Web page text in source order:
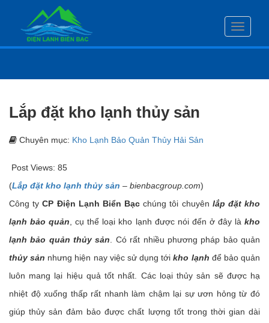
Toggle
Lắp đặt kho lạnh thủy sản
Chuyên mục: Kho Lạnh Bảo Quản Thủy Hải Sản
Post Views: 85
(Lắp đặt kho lạnh thủy sản – bienbacgroup.com)
Công tyCP Điện Lạnh Biển Bạc chúng tôi chuyên lắp đặt kho
lạnh bảo quản , cụ thể loại kho lạnh được nói đến ở đây làkho
lạnh bảo quản thủy sản . Có rất nhiều phương pháp bảo quản
thủy sản nhưng hiện nay việc sử dụng tớikho lạnh để bảo quản
luôn mang lại hiệu quả tốt nhất. Các loại thủy sản sẽ được hạ
nhiệt độ xuống thấp rất nhanh làm chậm lại sự ươn hỏng từ đó
giúp thủy sản đảm bảo được chất lượng tốt trong thời gian dài